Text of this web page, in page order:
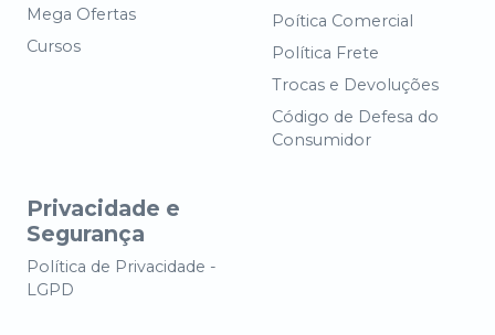
Mega Ofertas
Cursos
Poítica Comercial
Política Frete
Trocas e Devoluções
Código de Defesa do
Consumidor
Privacidade e
Segurança
Política de Privacidade -
LGPD